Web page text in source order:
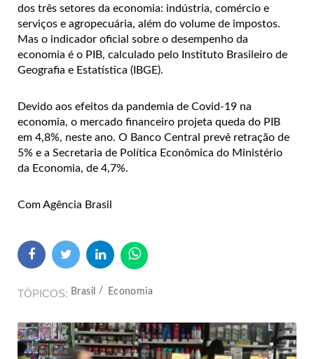
dos três setores da economia: indústria, comércio e
serviços e agropecuária, além do volume de impostos.
Mas o indicador oficial sobre o desempenho da
economia é o PIB, calculado pelo Instituto Brasileiro de
Geografia e Estatística (IBGE).
Devido aos efeitos da pandemia de Covid-19 na
economia, o mercado financeiro projeta queda do PIB
em 4,8%, neste ano. O Banco Central prevê retração de
5% e a Secretaria de Política Econômica do Ministério
da Economia, de 4,7%.
Com Agência Brasil
TÓPICOS Brasil Economia